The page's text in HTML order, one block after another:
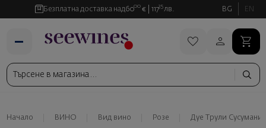
Безплатна доставка над6000 € 11735 лв. BG EN
Начало ВИНО Вид вино Розе Дуе Трули